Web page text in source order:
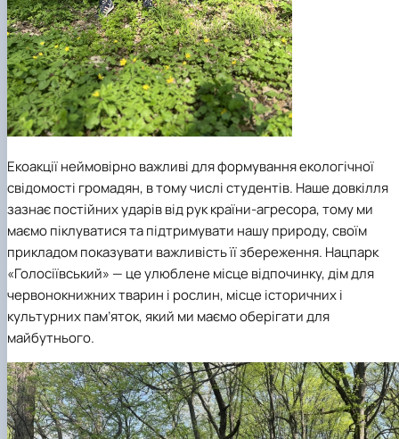
Екоакції неймовірно важливі для формування екологічної
свідомості громадян, в тому числі студентів. Наше довкілля
зазнає постійних ударів від рук країни-агресора, тому ми
маємо піклуватися та підтримувати нашу природу, своїм
прикладом показувати важливість її збереження. Нацпарк
«Голосіївський» — це улюблене місце відпочинку, дім для
червонокнижних тварин і рослин, місце історичних і
культурних пам’яток, який ми маємо оберігати для
майбутнього.